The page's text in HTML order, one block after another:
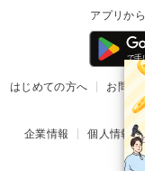
アプリか
はじめての方へ お問い
企業情報 個人情報